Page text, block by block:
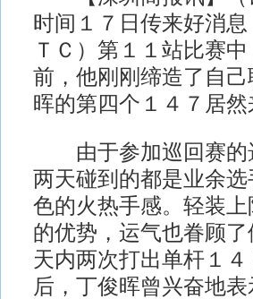
时间１７日传来好消
ＴＣ）第１１站比赛
前，他刚刚缔造了自
晖的第四个１４７居然
由于参加巡回赛的
两天碰到的都是业余
色的火热手感。轻装
的优势，运气也眷顾
天内两次打出单杆１
后，丁俊晖曾兴奋地